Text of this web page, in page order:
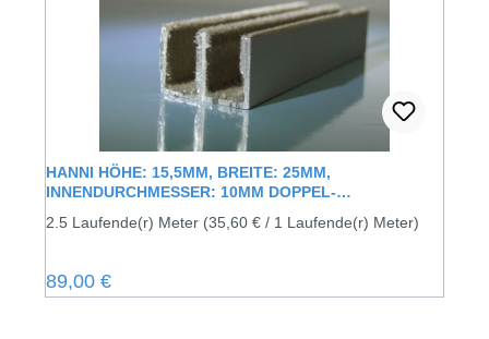
HANNI HÖHE: 15,5MM, BREITE: 25MM,
INNENDURCHMESSER: 10MM DOPPEL-
2.5 Laufende(r) Meter (35,60 € / 1 Laufende(r) Meter)
Regulärer Preis:
89,00 €